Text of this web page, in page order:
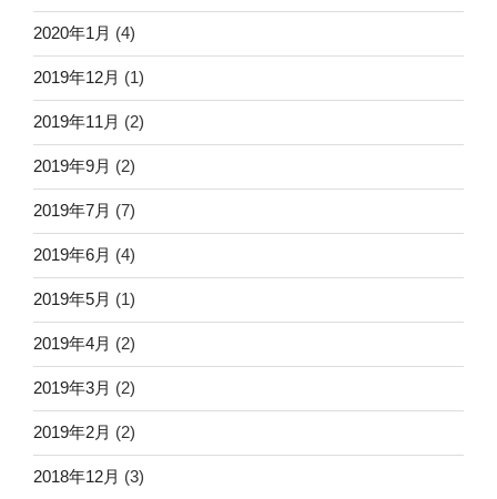
2020年1月 (4)
2019年12月 (1)
2019年11月 (2)
2019年9月 (2)
2019年7月 (7)
2019年6月 (4)
2019年5月 (1)
2019年4月 (2)
2019年3月 (2)
2019年2月 (2)
2018年12月 (3)